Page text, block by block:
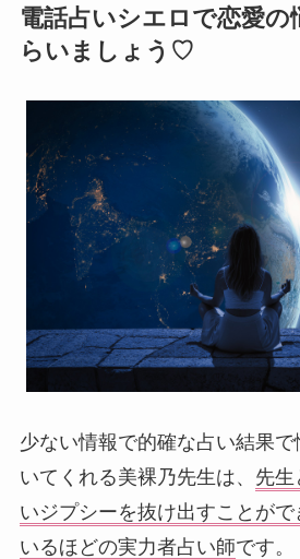
電話占いシエロで恋愛の
らいましょう♡
少ない情報で的確な占い結果
いてくれる美裸乃先生は、 先生
いジプシーを抜け出すことが
いるほどの実力者占い師です。